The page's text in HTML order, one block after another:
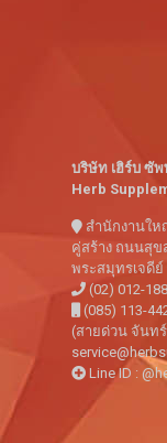
บริษัท เฮิร์บ ซั
Herb
สำนักงานให
คู่สร้าง ถนนสุข
พระสมุทรเจดี
(02) 012-
(085) 113-
(สายด่วน จันทร์
Line ID :